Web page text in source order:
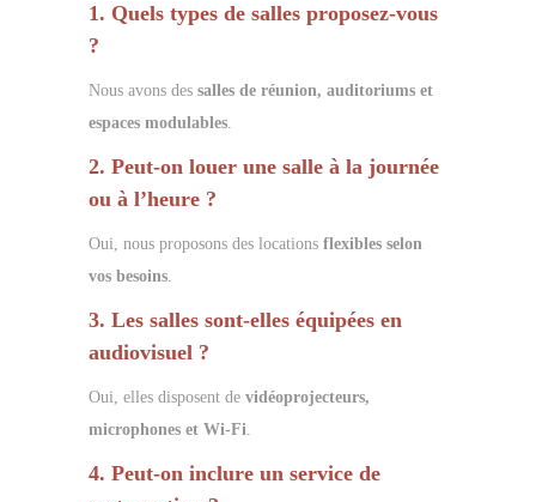
1. Quels types de salles proposez-vous
?
Nous avons des salles de réunion, auditoriums et
espaces modulables.
2. Peut-on louer une salle à la journée
ou à l’heure ?
Oui, nous proposons des locations flexibles selon
vos besoins.
3. Les salles sont-elles équipées en
audiovisuel ?
Oui, elles disposent de vidéoprojecteurs,
microphones et Wi-Fi.
4. Peut-on inclure un service de